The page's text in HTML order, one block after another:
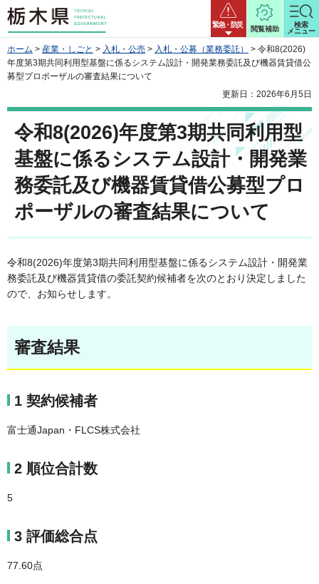
栃木県 緊急・防災
閲覧補助
検索
メニュー
ホーム > 産業・しごと > 入札・公売 > 入札・公募（業務委託）
> 令和8(2026)
年度第3期共同利用型基盤に係るシステム設計・開発業務委託及び機器賃貸借公
募型プロポーザルの審査結果について
更新日：2026年6月5日
令和8(2026)年度第3期共同利用型
基盤に係るシステム設計・開発業
務委託及び機器賃貸借公募型プロ
ポーザルの審査結果について
令和8(2026)年度第3期共同利用型基盤に係るシステム設計・開発業
務委託及び機器賃貸借の委託契約候補者を次のとおり決定しました
ので、お知らせします。
審査結果
1 契約候補者
富士通Japan・FLCS株式会社
2 順位合計数
5
3 評価総合点
77.60点